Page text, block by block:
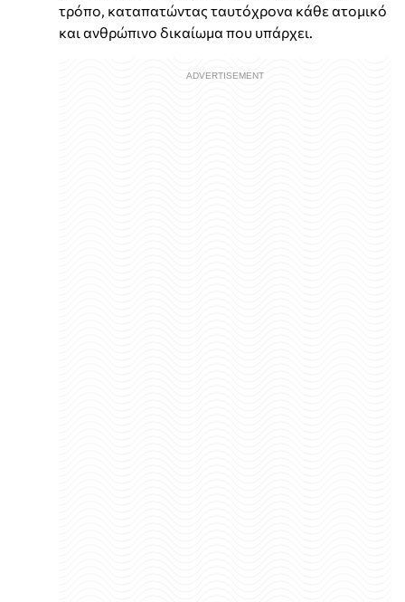
τρόπο, καταπατώντας ταυτόχρονα κάθε ατομικό
και ανθρώπινο δικαίωμα που υπάρχει.